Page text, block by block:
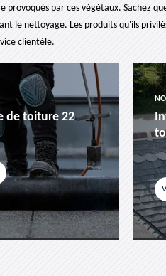
par ces végétaux. Sachez
le nettoyage. Les produits qu'ils
clientèle.
de toiture 22